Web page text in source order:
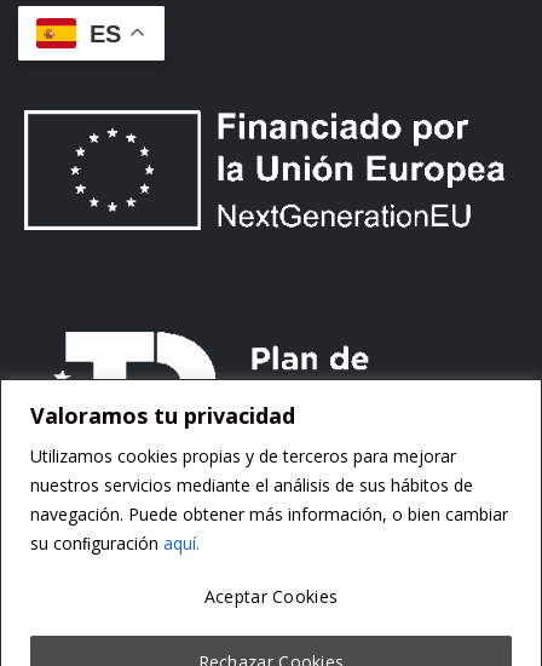
Valoramos tu privacidad
Utilizamos cookies propias y de terceros para mejorar
nuestros servicios mediante el análisis de sus hábitos de
navegación. Puede obtener más información, o bien cambiar
su conﬁguración aquí.
Rechazar Cookies
Aceptar Cookies
ES